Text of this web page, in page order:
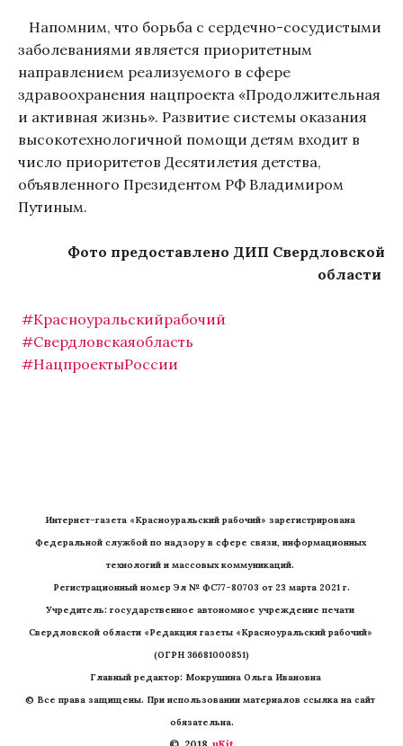
Напомним, что борьба с сердечно-сосудистыми
заболеваниями является приоритетным
направлением реализуемого в сфере
здравоохранения нацпроекта «Продолжительная
и активная жизнь». Развитие системы оказания
высокотехнологичной помощи детям входит в
число приоритетов Десятилетия детства,
объявленного Президентом РФ Владимиром
Путиным.
Фото предоставлено ДИП Свердловской
области
#Красноуральскийрабочий
#Свердловскаяобласть
#НацпроектыРоссии
Интернет-газета «Красноуральский рабочий» зарегистрирована
Федеральной службой по надзору в сфере связи, информационных
технологий и массовых коммуникаций.
Регистрационный номер Эл № ФС77-80703 от 23 марта 2021 г.
Учредитель: государственное автономное учреждение печати
Свердловской области «Редакция газеты «Красноуральский рабочий»
(ОГРН 36681000851)
   Главный редактор: Мокрушина Ольга Ивановна
© Все права защищены. При использовании материалов ссылка на сайт
обязательна.